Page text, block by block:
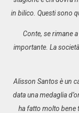
in bilico. Questi sono
Conte, se rimane
importante. La
Alisson Santos è un
data una medaglia
ha fatto molto bene